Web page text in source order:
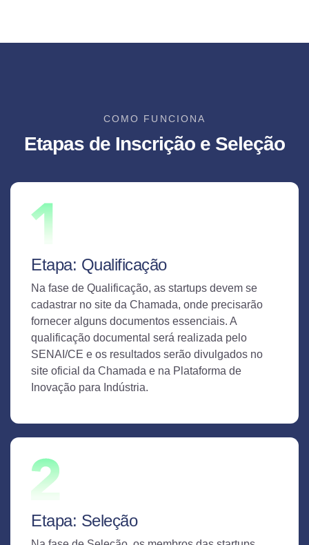
COMO FUNCIONA
Etapas de Inscrição e Seleção
Etapa: Qualificação
Na fase de Qualificação, as startups devem se
cadastrar no site da Chamada, onde precisarão
fornecer alguns documentos essenciais. A
qualificação documental será realizada pelo
SENAI/CE e os resultados serão divulgados no
site oficial da Chamada e na Plataforma de
Inovação para Indústria.
Etapa: Seleção